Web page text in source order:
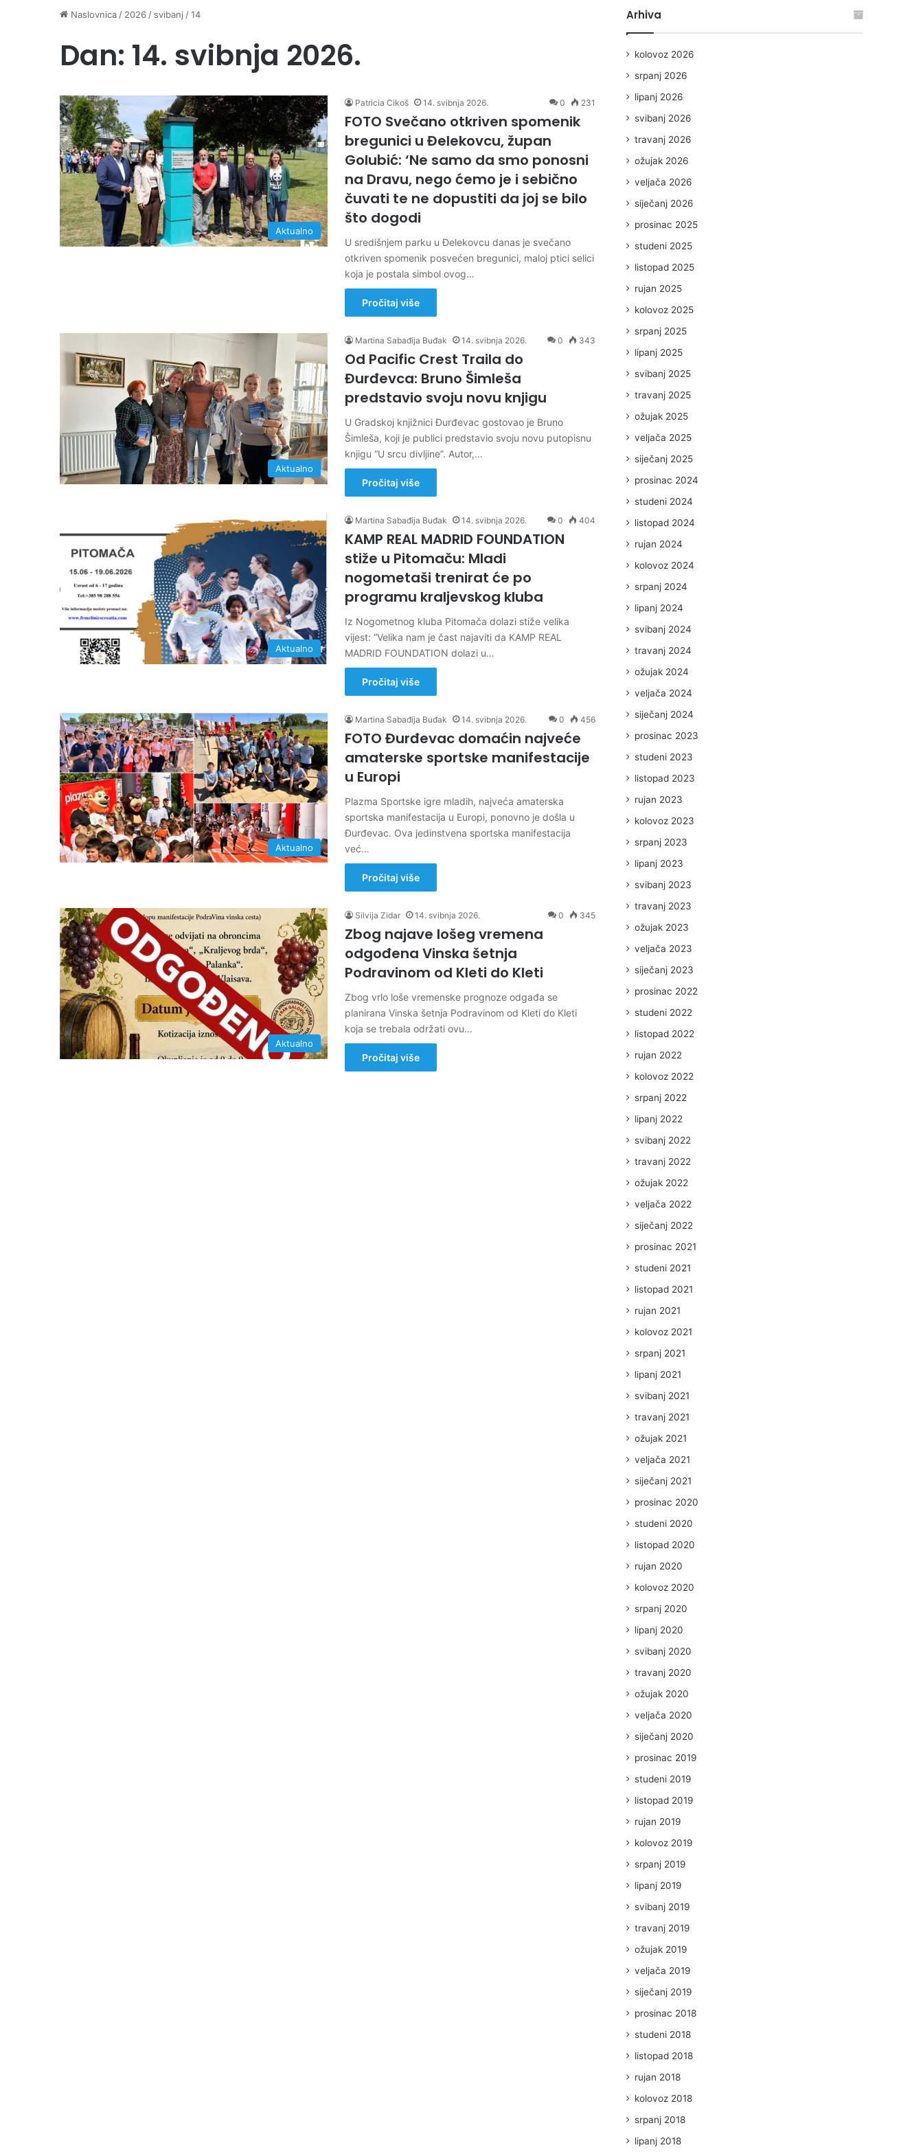
Naslovnica / 2026 / svibanj /14
Dan: 14. svibnja 2026.
Aktualno
Patricia Cikoš 14. svibnja 2026. 0 231
FOTO Svečano otkriven spomenik
bregunici u Đelekovcu, župan
Golubić: ‘Ne samo da smo ponosni
na Dravu, nego ćemo je i sebično
čuvati te ne dopustiti da joj se bilo
što dogodi
U središnjem parku u Đelekovcu danas je svečano
otkriven spomenik posvećen bregunici, maloj ptici selici
koja je postala simbol ovog…
Pročitaj više
Aktualno
Martina Sabađija Buđak 14. svibnja 2026. 0 343
Od Pacific Crest Traila do
Đurđevca: Bruno Šimleša
predstavio svoju novu knjigu
U Gradskoj knjižnici Đurđevac gostovao je Bruno
Šimleša, koji je publici predstavio svoju novu putopisnu
knjigu “U srcu divljine”. Autor,…
Pročitaj više
Aktualno
Martina Sabađija Buđak 14. svibnja 2026. 0 404
KAMP REAL MADRID FOUNDATION
stiže u Pitomaču: Mladi
nogometaši trenirat će po
programu kraljevskog kluba
Iz Nogometnog kluba Pitomača dolazi stiže velika
vijest: “Velika nam je čast najaviti da KAMP REAL
MADRID FOUNDATION dolazi u…
Pročitaj više
Aktualno
Martina Sabađija Buđak 14. svibnja 2026. 0 456
FOTO Đurđevac domaćin najveće
amaterske sportske manifestacije
u Europi
Plazma Sportske igre mladih, najveća amaterska
sportska manifestacija u Europi, ponovno je došla u
Đurđevac. Ova jedinstvena sportska manifestacija
već…
Pročitaj više
Aktualno
Silvija Zidar 14. svibnja 2026. 0 345
Zbog najave lošeg vremena
odgođena Vinska šetnja
Podravinom od Kleti do Kleti
Zbog vrlo loše vremenske prognoze odgađa se
planirana Vinska šetnja Podravinom od Kleti do Kleti
koja se trebala održati ovu…
Pročitaj više
Arhiva
kolovoz 2026
srpanj 2026
lipanj 2026
svibanj 2026
travanj 2026
ožujak 2026
veljača 2026
siječanj 2026
prosinac 2025
studeni 2025
listopad 2025
rujan 2025
kolovoz 2025
srpanj 2025
lipanj 2025
svibanj 2025
travanj 2025
ožujak 2025
veljača 2025
siječanj 2025
prosinac 2024
studeni 2024
listopad 2024
rujan 2024
kolovoz 2024
srpanj 2024
lipanj 2024
svibanj 2024
travanj 2024
ožujak 2024
veljača 2024
siječanj 2024
prosinac 2023
studeni 2023
listopad 2023
rujan 2023
kolovoz 2023
srpanj 2023
lipanj 2023
svibanj 2023
travanj 2023
ožujak 2023
veljača 2023
siječanj 2023
prosinac 2022
studeni 2022
listopad 2022
rujan 2022
kolovoz 2022
srpanj 2022
lipanj 2022
svibanj 2022
travanj 2022
ožujak 2022
veljača 2022
siječanj 2022
prosinac 2021
studeni 2021
listopad 2021
rujan 2021
kolovoz 2021
srpanj 2021
lipanj 2021
svibanj 2021
travanj 2021
ožujak 2021
veljača 2021
siječanj 2021
prosinac 2020
studeni 2020
listopad 2020
rujan 2020
kolovoz 2020
srpanj 2020
lipanj 2020
svibanj 2020
travanj 2020
ožujak 2020
veljača 2020
siječanj 2020
prosinac 2019
studeni 2019
listopad 2019
rujan 2019
kolovoz 2019
srpanj 2019
lipanj 2019
svibanj 2019
travanj 2019
ožujak 2019
veljača 2019
siječanj 2019
prosinac 2018
studeni 2018
listopad 2018
rujan 2018
kolovoz 2018
srpanj 2018
lipanj 2018